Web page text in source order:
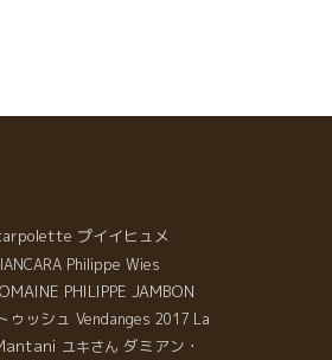
プイイヒュメ
Philippe Wies
PHILIPPE JAMBON
ゥッシュ Vendanges 2017 La
ユキさん ダミアン・